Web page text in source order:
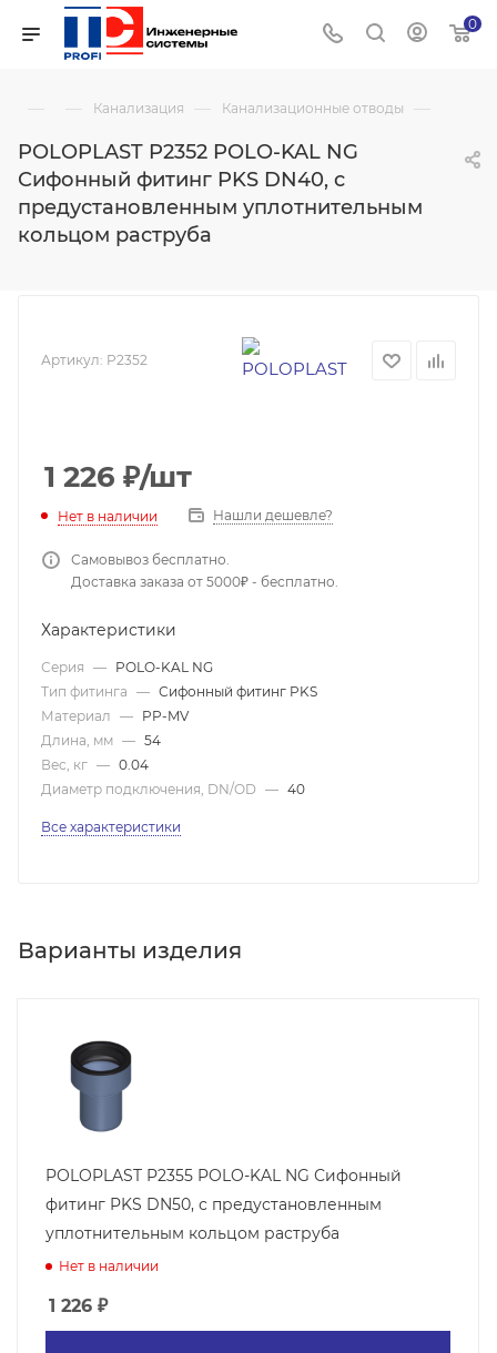
0
— — Канализация — Канализационные отводы —
POLOPLAST P2352 POLO-KAL NG
Сифонный фитинг PKS DN40, с
предустановленным уплотнительным
кольцом раструба
Артикул: P2352
1 226 ₽/шт
Нет в наличии Нашли дешевле?
Самовывоз бесплатно.
Доставка заказа от 5000₽ - бесплатно.
Характеристики
Серия — POLO-KAL NG
Тип фитинга — Сифонный фитинг PKS
Материал — PP-MV
Длина, мм — 54
Вес, кг — 0.04
Диаметр подключения, DN/OD — 40
Все характеристики
Варианты изделия
POLOPLAST P2355 POLO-KAL NG Сифонный
фитинг PKS DN50, с предустановленным
уплотнительным кольцом раструба
Нет в наличии
1 226 ₽